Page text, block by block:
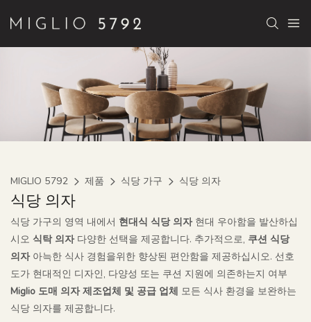
MIGLIO 5792 제품 식당 가구 식당 의자
식당 의자
식당 가구의 영역 내에서 현대식 식당 의자 현대 우아함을 발산하십
시오 식탁 의자 다양한 선택을 제공합니다. 추가적으로, 쿠션 식당
의자 아늑한 식사 경험을위한 향상된 편안함을 제공하십시오. 선호
도가 현대적인 디자인, 다양성 또는 쿠션 지원에 의존하는지 여부
Miglio 도매 의자 제조업체 및 공급 업체 모든 식사 환경을 보완하는
식당 의자를 제공합니다.